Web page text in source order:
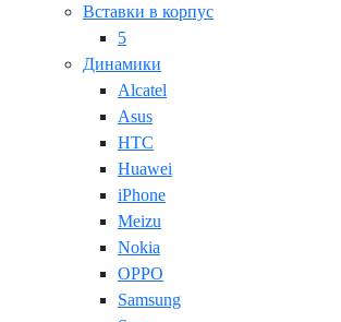
Вставки в корпус
5
Динамики
Alcatel
Asus
HTC
Huawei
iPhone
Meizu
Nokia
OPPO
Samsung